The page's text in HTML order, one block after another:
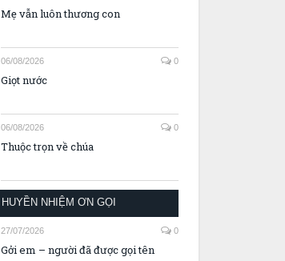
Mẹ vẫn luôn thương con
06/08/2026 0
Giọt nước
06/08/2026 0
Thuộc trọn về chúa
HUYỀN NHIỆM ƠN GỌI
27/07/2026 0
Gởi em – người đã được gọi tên